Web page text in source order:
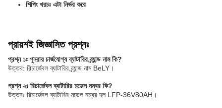
শিপিং খরচঃ এটা নির্ভর করে
প্রায়শই জিজ্ঞাসিত প্রশ্নঃ
প্রশ্ন ১ঃ পুনরায় চার্জযোগ্য ব্যাটারির ব্র্যান্ড নাম কি?
উত্তর: রিচার্জেবল ব্যাটারির ব্র্যান্ড নাম BeLY।
প্রশ্ন ২ঃ রিচার্জেবল ব্যাটারির মডেল নম্বর কি?
উত্তরঃ রিচার্জেবল ব্যাটারির মডেল নম্বর হল LFP-36V80AH।